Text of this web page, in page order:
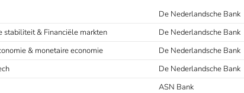
De Nederlandsche Bank
stabiliteit & Financiële markten
De Nederlandsche Bank
& monetaire economie
De Nederlandsche Bank
De Nederlandsche Bank
ASN Bank